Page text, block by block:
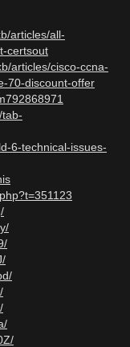
articles/all-
certsout
articles/cisco-ccna-
70-discount-offer
6-technical-issues-